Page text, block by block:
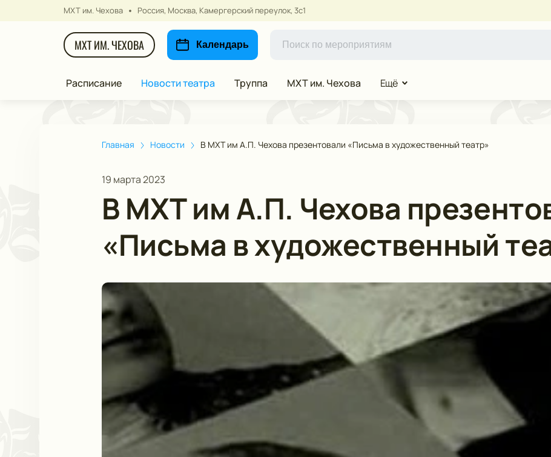
МХТ им. Чехова Россия, Москва, Камергерский переулок, 3с1
МХТ ИМ. ЧЕХОВА Календарь
Расписание Новости театра Труппа МХТ им. Чехова Ещё
Главная Новости В МХТ им А.П. Чехова презентовали «Письма в художественный театр»
19 марта 2023
В МХТ им А.П. Чехова
«Письма в художественный